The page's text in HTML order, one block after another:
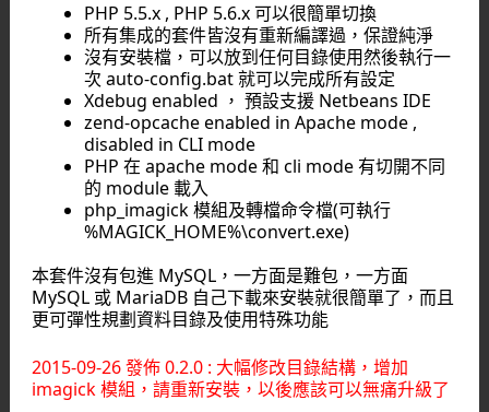
PHP 5.5.x , PHP 5.6.x 可以很簡單切換
所有集成的套件皆沒有重新編譯過，保證純淨
沒有安裝檔，可以放到任何目錄使用然後執行一
次 auto-config.bat 就可以完成所有設定
Xdebug enabled ， 預設支援 Netbeans IDE
zend-opcache enabled in Apache mode ,
disabled in CLI mode
PHP 在 apache mode 和 cli mode 有切開不同
的 module 載入
php_imagick 模組及轉檔命令檔(可執行
%MAGICK_HOME%\convert.exe)
本套件沒有包進 MySQL，一方面是難包，一方面
MySQL 或 MariaDB 自己下載來安裝就很簡單了，而且
更可彈性規劃資料目錄及使用特殊功能
2015-09-26 發佈 0.2.0 : 大幅修改目錄結構，增加
imagick 模組，請重新安裝，以後應該可以無痛升級了